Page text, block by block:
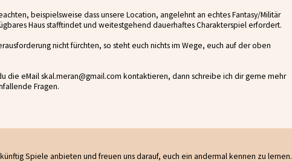
beispielsweise dass unsere Location, angelehnt an echtes Fantasy/Militär
Haus stafftindet und weitestgehend dauerhaftes Charakterspiel erfordert.
nicht fürchten, so steht euch nichts im Wege, euch auf der oben
die eMail skal.meran@gmail.com kontaktieren, dann schreibe ich dir gerne mehr
Fragen.
Spiele anbieten und freuen uns darauf, euch ein andermal kennen zu lernen.